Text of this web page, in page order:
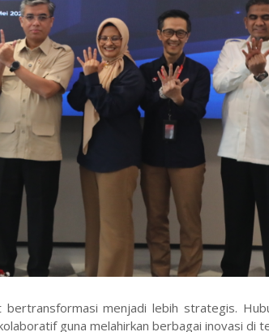
menjadi lebih strategis.
guna melahirkan berbagai inovasi di